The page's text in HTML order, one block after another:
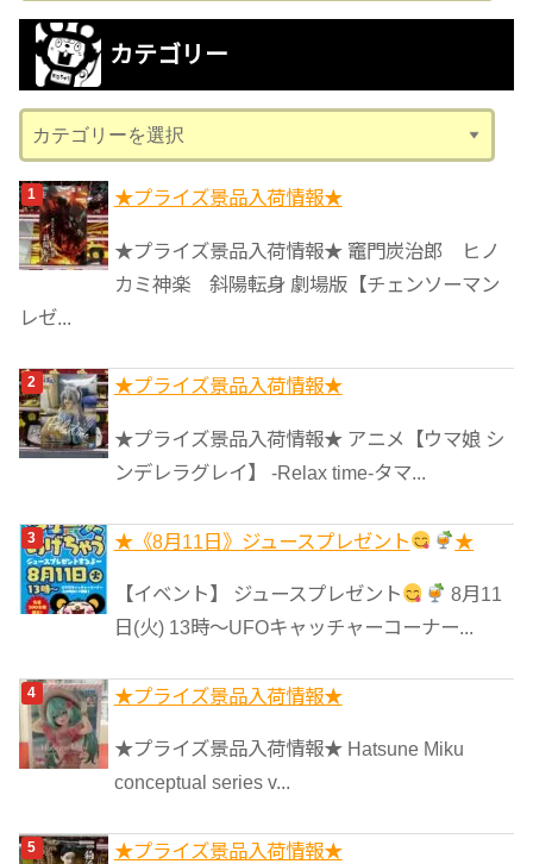
カ
ブ
カテゴリー
テ
ゴ
リ
ー
★プライズ景品入荷情報★
★プライズ景品入荷情報★ 竈門炭治郎 ヒノ
カミ神楽 斜陽転身 劇場版【チェンソーマン
レゼ...
★プライズ景品入荷情報★
★プライズ景品入荷情報★ アニメ【ウマ娘 シ
ンデレラグレイ】 -Relax time-タマ...
★《8月11日》ジュースプレゼント ★
【イベント】 ジュースプレゼント
8月11
日(火) 13時〜UFOキャッチャーコーナー...
★プライズ景品入荷情報★
★プライズ景品入荷情報★ Hatsune Miku
conceptual series v...
★プライズ景品入荷情報★